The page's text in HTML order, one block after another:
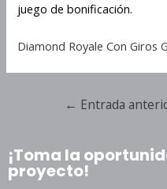
juego de bonificación.
Diamond Royale Con Giros
← Entrada
¡Toma la
proyecto!